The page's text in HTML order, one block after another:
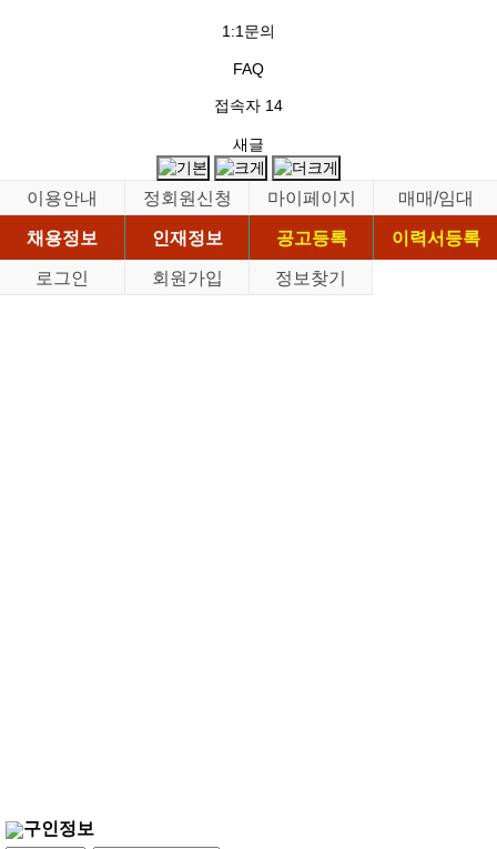
1:1문의
FAQ
접속자 14
새글
이용안내 정회원신청 마이페이지
매매/임대
채용정보
인재정보 공고등록
이력서등록
로그인
회원가입 정보찾기
구인정보